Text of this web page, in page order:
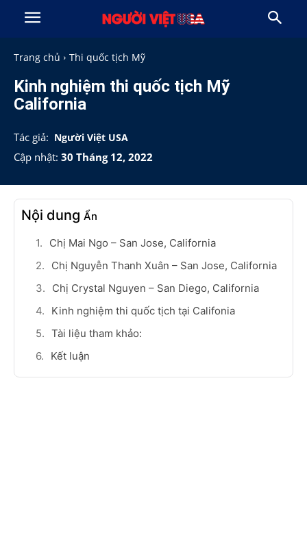
Trang chủ Thi quốc tịch Mỹ
Kinh nghiệm thi quốc tịch Mỹ
California
Tác giả: Người Việt USA
Cập nhật: 30 Tháng 12, 2022
Nội dung Ẩn
Chị Mai Ngo – San Jose, California
Chị Nguyễn Thanh Xuân – San Jose, California
Chị Crystal Nguyen – San Diego, California
Kinh nghiệm thi quốc tịch tại Califonia
Tài liệu tham khảo:
Kết luận